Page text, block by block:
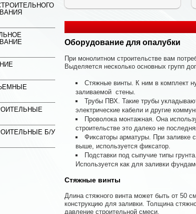
Б/У
Оборудование для опалубки
При монолитном строительстве вам
Выделяется несколько основных групп
Стяжные винты. К ним в комплект
заливаемой стены.
Трубы ПВХ. Такие трубы
электрические кабели и другие
Проволока монтажная. Она
строительстве это далеко не
Фиксаторы арматуры. При заливке
выше, используется фиксатор.
Подставки под сыпучие типы
Используется как для заливки
Стяжные винты
Длина стяжного винта может быть от 50
конструкцию для заливки. Толщина
давление строительной смеси.